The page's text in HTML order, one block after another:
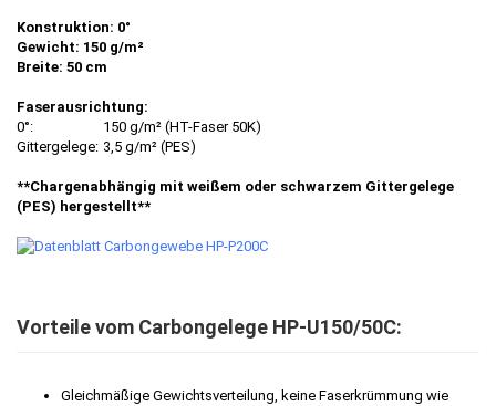
Konstruktion: 0°
Gewicht: 150 g/m²
Breite: 50 cm
Faserausrichtung:
0°:
150 g/m² (HT-Faser 50K)
Gittergelege: 3,5 g/m² (PES)
**Chargenabhängig mit weißem oder schwarzem Gittergelege
(PES) hergestellt**
Vorteile vom Carbongelege HP-U150/50C:
Gleichmäßige Gewichtsverteilung, keine Faserkrümmung wie